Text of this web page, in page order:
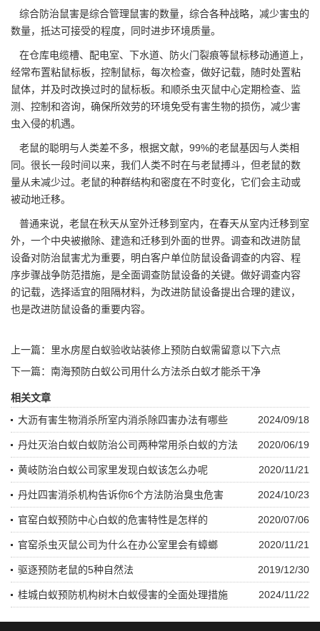
综合防治鼠害是综合管理鼠害的数量，综合各种战略，减少害虫的
数量，抵达可接受的程度，同时进步环境质量。
在仓库电缆槽、配电室、下水道、防火门裂痕等鼠标移动通道上，
经常布置粘鼠标板，控制鼠标，每次检查，做好记载，随时处置粘
鼠体，并及时改换过时的鼠标板。和顺杀虫灭鼠中心定期检查、监
测、控制和咨询，确保所效劳的环境免受有害生物的损伤，减少害
虫入侵的机遇。
老鼠的聪明与人类差不多，根据文献，99%的老鼠基因与人类相
同。很长一段时间以来，我们人类不时在与老鼠搏斗，但老鼠的数
量从未减少过。老鼠的种群结构和密度在不时变化，它们会主动或
被动地迁移。
普通来说，老鼠在秋天从室外迁移到室内，在春天从室内迁移到室
外，一个中央被撤除、建造和迁移到外面的世界。调查和改进防鼠
设备对防治鼠害尤为重要，明白客户单位防鼠设备调查的内容、程
序步骤战争防范措施，是全面调查防鼠设备的关键。做好调查内容
的记载，选择适宜的阻隔材料，为改进防鼠设备提出合理的建议，
也是改进防鼠设备的重要内容。
上一篇： 里水房屋白蚁验收站装修上预防白蚁需留意以下六点
下一篇： 南海预防白蚁公司用什么方法杀白蚁才能杀干净
相关文章
2024/09/18
大沥有害生物消杀所室内消杀除四害办法有哪些
2020/06/19
丹灶灭治白蚁白蚁防治公司两种常用杀白蚁的方法
2020/11/21
黄岐防治白蚁公司家里发现白蚁该怎么办呢
2024/10/23
丹灶四害消杀机构告诉你6个方法防治臭虫危害
2020/07/06
官窑白蚁预防中心白蚁的危害特性是怎样的
2020/11/21
官窑杀虫灭鼠公司为什么在办公室里会有蟑螂
2019/12/30
驱逐预防老鼠的5种自然法
2024/11/22
桂城白蚁预防机构树木白蚁侵害的全面处理措施